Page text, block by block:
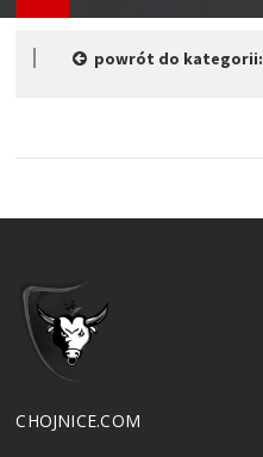
powrót do kategorii:
CHOJNICE.COM